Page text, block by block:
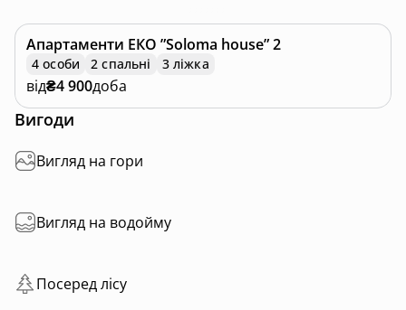
Апартаменти ЕКО ”Soloma house” 2
4 особи 2 спальні 3 ліжка
від₴4 900доба
Вигоди
Вигляд на гори
Вигляд на водойму
Посеред лісу